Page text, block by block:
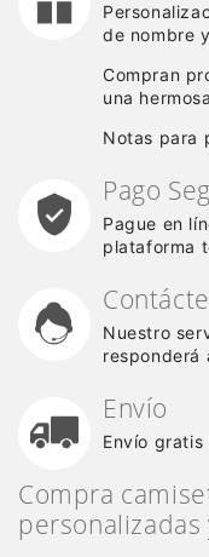
de nombre
Compran
una
Notas para
Pago
Pague en
plataforma
Nuestro
responderá
Envío
Envío
Compra
personalizadas